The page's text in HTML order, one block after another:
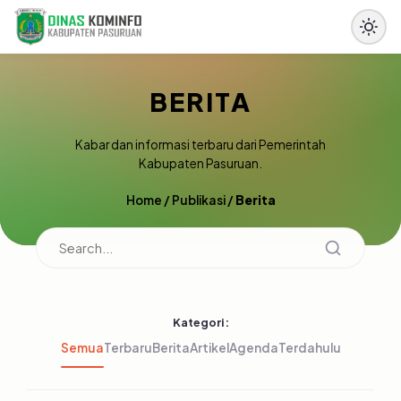
BERITA
Kabar dan informasi terbaru dari Pemerintah
Kabupaten Pasuruan.
Home /Publikasi/Berita
Kategori:
SemuaTerbaruBeritaArtikelAgendaTerdahulu